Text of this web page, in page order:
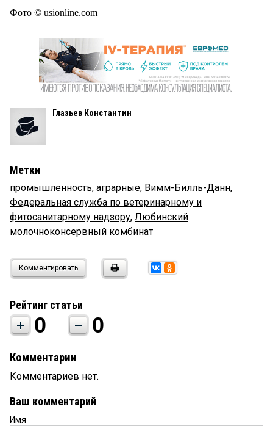
Фото © usionline.com
Глазьев Константин
Метки
промышленность, аграрные, Вимм-Билль-Данн,
Федеральная служба по ветеринарному и
фитосанитарному надзору, Любинский
молочноконсервный комбинат
Комментировать
Рейтинг статьи
0 0
Комментарии
Комментариев нет.
Ваш комментарий
Имя